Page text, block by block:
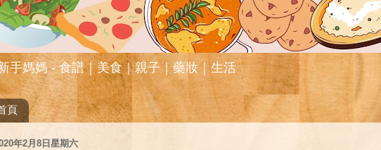
手媽媽 - 食譜｜美食｜親子｜藥妝｜生活
頁
年2月8日星期六